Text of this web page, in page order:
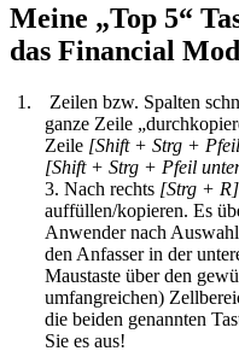
Meine „Top 5“
das Financial
Zeilen bzw. Spalten
ganze Zeile
Zeile [Shift + Strg +
[Shift + Strg + Pfeil
3. Nach rechts [Strg + R]
auffüllen/kopieren. Es
Anwender nach
den Anfasser in der
Maustaste über den
umfangreichen)
die beiden genannten
Sie es aus!